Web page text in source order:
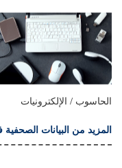
الحاسوب / الإلكترونيات
المزيد من البيانات